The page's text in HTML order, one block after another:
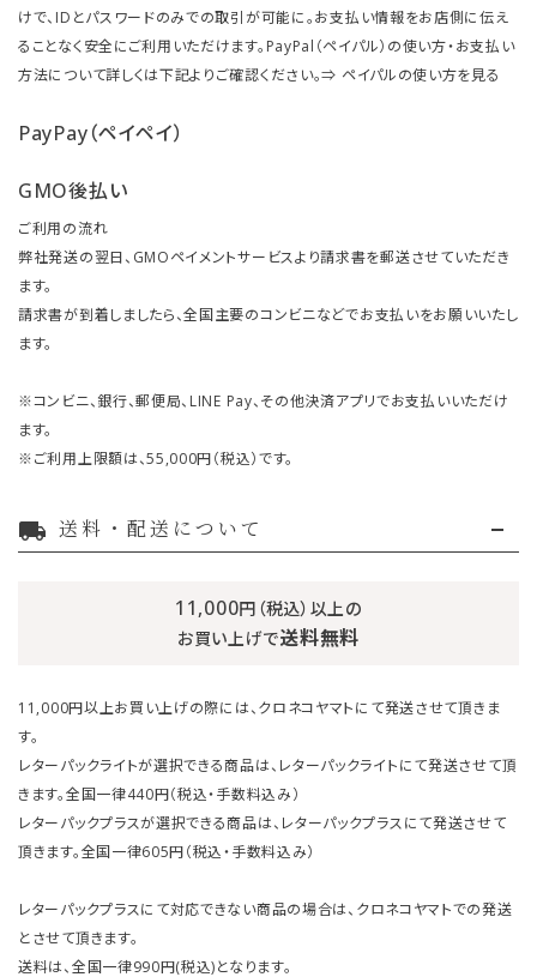
けで、IDとパスワードのみでの取引が可能に。お支払い情報をお店側に伝え
ることなく安全にご利用いただけます。PayPal（ペイパル）の使い方・お支払い
方法について詳しくは下記よりご確認ください。⇒ ペイパルの使い方を見る
PayPay（ペイペイ）
GMO後払い
ご利用の流れ
弊社発送の翌日、GMOペイメントサービスより請求書を郵送させていただき
ます。
請求書が到着しましたら、全国主要のコンビニなどでお支払いをお願いいたし
ます。
※コンビニ、銀行、郵便局、LINE Pay、その他決済アプリでお支払いいただけ
ます。
※ご利用上限額は、55,000円（税込）です。
local_shipping 送料・配送について
11,000円（税込）以上の
お買い上げで送料無料
11,000円以上お買い上げの際には、クロネコヤマトにて発送させて頂きま
す。
レターパックライトが選択できる商品は、レターパックライトにて発送させて頂
きます。全国一律440円（税込・手数料込み）
レターパックプラスが選択できる商品は、レターパックプラスにて発送させて
頂きます。全国一律605円（税込・手数料込み）
レターパックプラスにて対応できない商品の場合は、クロネコヤマトでの発送
とさせて頂きます。
送料は、全国一律990円(税込)となります。